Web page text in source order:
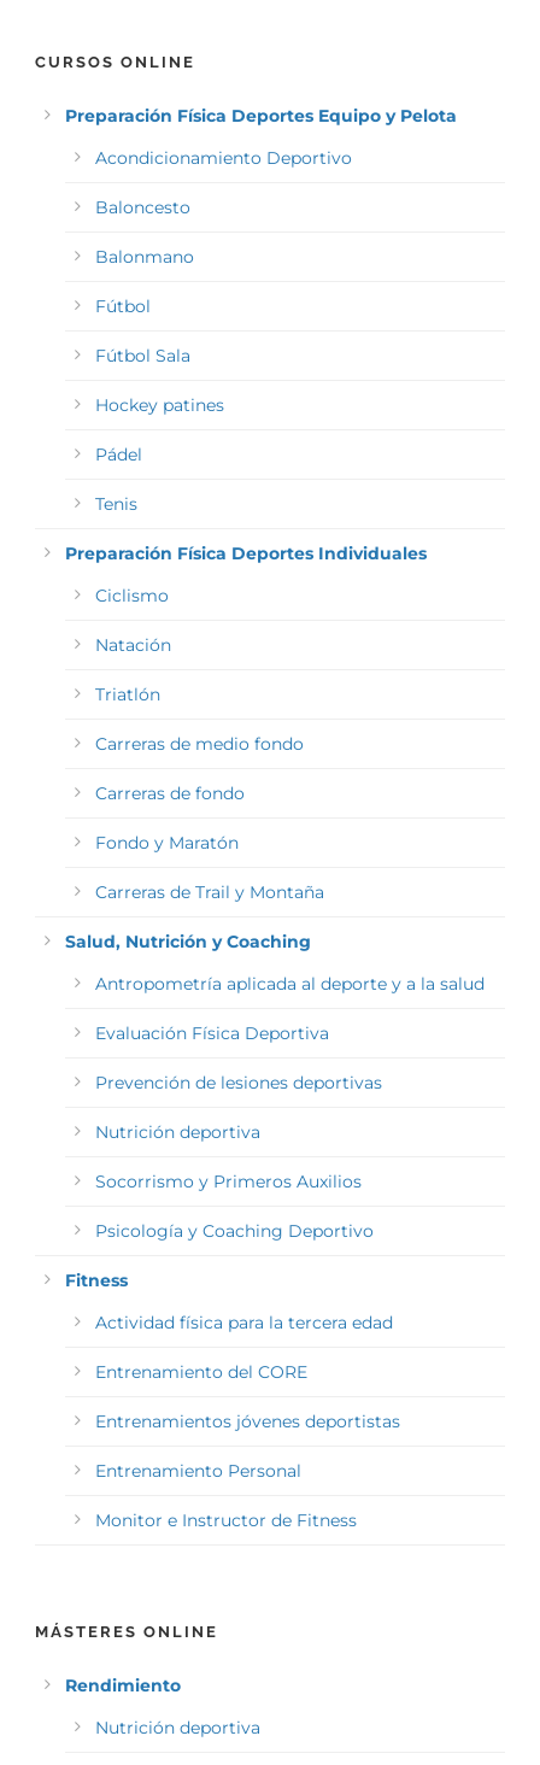
CURSOS ONLINE
Preparación Física Deportes Equipo y Pelota
Acondicionamiento Deportivo
Baloncesto
Balonmano
Fútbol
Fútbol Sala
Hockey patines
Pádel
Tenis
Preparación Física Deportes Individuales
Ciclismo
Natación
Triatlón
Carreras de medio fondo
Carreras de fondo
Fondo y Maratón
Carreras de Trail y Montaña
Salud, Nutrición y Coaching
Antropometría aplicada al deporte y a la salud
Evaluación Física Deportiva
Prevención de lesiones deportivas
Nutrición deportiva
Socorrismo y Primeros Auxilios
Psicología y Coaching Deportivo
Fitness
Actividad física para la tercera edad
Entrenamiento del CORE
Entrenamientos jóvenes deportistas
Entrenamiento Personal
Monitor e Instructor de Fitness
MÁSTERES ONLINE
Rendimiento
Nutrición deportiva